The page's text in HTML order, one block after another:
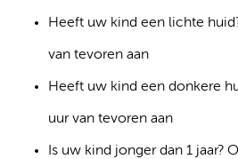
Heeft uw kind een lichte
van tevoren aan
Heeft uw kind een donkere
uur van tevoren aan
Is uw kind jonger dan 1 jaar?